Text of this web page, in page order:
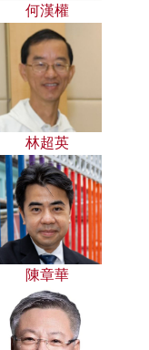
何漢權
林超英
陳章華